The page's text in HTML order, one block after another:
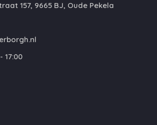
157, 9665 BJ, Oude Pekela
17:00